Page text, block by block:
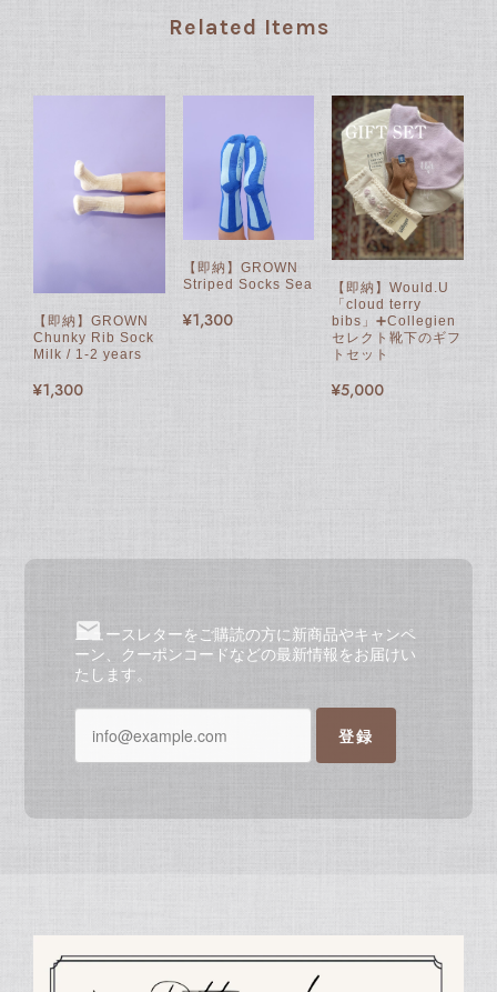
Related Items
【即納】GROWN
Chunky Rib Sock
Milk / 1-2 years
¥1,300
【即納】GROWN
Striped Socks Sea
¥1,300
【即納】Would.U
「cloud terry
bibs」➕Collegien
セレクト靴下のギフ
トセット
¥5,000
ニュースレターをご購読の方に新商品やキャンペ
ーン、クーポンコードなどの最新情報をお届けい
たします。
登録